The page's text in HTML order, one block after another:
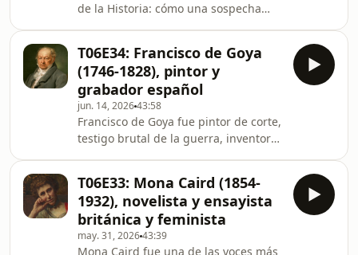
de la Historia: cómo una sospecha
de la Historia. No cerramos
temporada con una reina, una diva,
un escritor torturado o una señora
que “nunca se casó”. Esta vez
cerramos hablando de cómo nació
este proyecto: de la sospecha, del
archivo, de los eufemismos, de las
“amistades íntimas” y de esa
T06E34: Francisco de Goya
(1746-1828), pintor y
grabador español
jun. 14, 202643:58
Francisco de Goya fue pintor de corte,
testigo brutal de la guerra, inventor
querido envolver en bandera,
testosterona y sordera dramática.
Pero debajo del Goya oficial (el de los
reyes, las majas, los fusilamientos y
T06E33: Mona Caird (1854-
1932), novelista y ensayista
británica y feminista
may. 31, 202643:39
Mona Caird fue una de las voces más